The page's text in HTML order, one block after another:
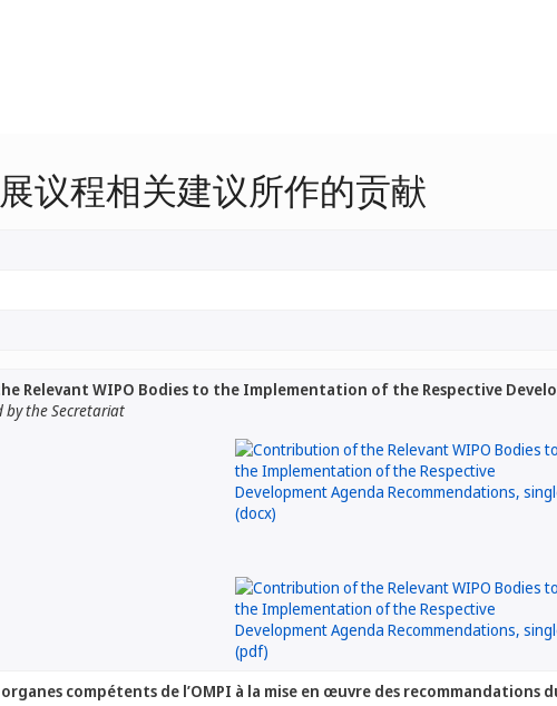
议程相关建议所作的贡献
Relevant WIPO Bodies to the Implementation of the Respective
the Secretariat
compétents de l’OMPI à la mise en œuvre des recommandations